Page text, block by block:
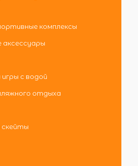
комплексы
с водой
отдыха